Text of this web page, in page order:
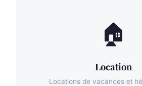
🏠
Location
Locations de vacances et